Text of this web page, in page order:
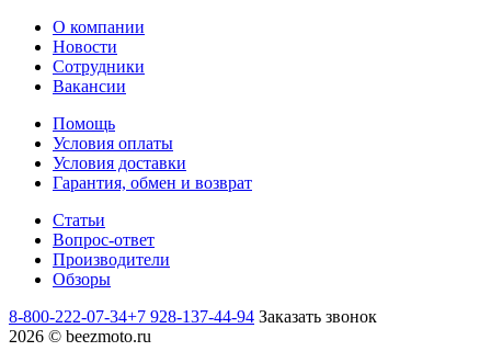
О компании
Новости
Сотрудники
Вакансии
Помощь
Условия оплаты
Условия доставки
Гарантия, обмен и возврат
Статьи
Вопрос-ответ
Производители
Обзоры
8-800-222-07-34+7 928-137-44-94 Заказать звонок
2026 © beezmoto.ru